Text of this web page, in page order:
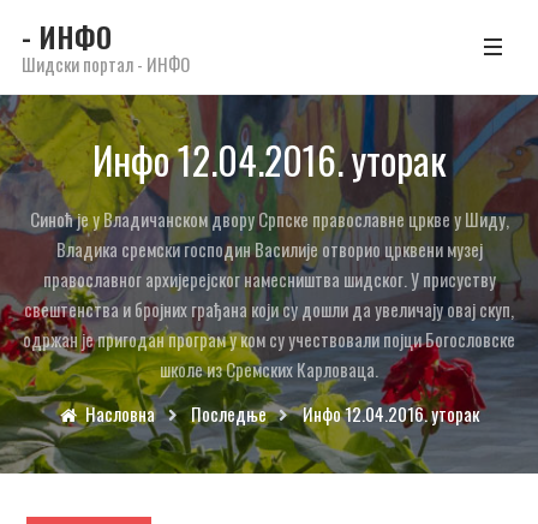
- ИНФО
Шидски портал - ИНФО
Инфо 12.04.2016. уторак
Синоћ је у Владичанском двору Српске православне цркве у Шиду,
Владика сремски господин Василије отворио црквени музеј
православног архијерејског намесништва шидског. У присуству
свештенства и бројних грађана који су дошли да увеличају овај скуп,
одржан је пригодан програм у ком су учествовали појци Богословске
школе из Сремских Карловаца.
Насловна
Последње Инфо 12.04.2016. уторак